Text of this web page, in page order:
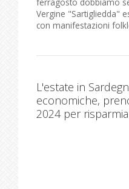
Vergine "Sartigliedda"
con manifestazioni
L'estate in
economiche,
2024 per